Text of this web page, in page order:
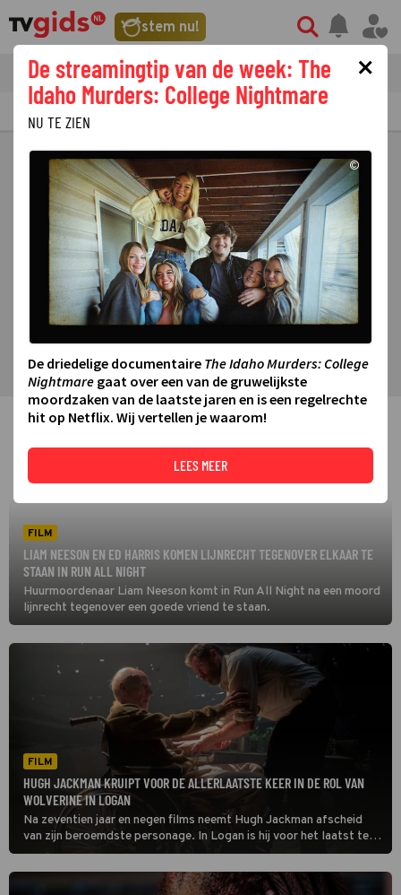
stem nu!
tvgids streaming nieuws
PRIMETIME GEMIST
FILM
LIAM NEESON EN ED HARRIS KOMEN LIJNRECHT TEGENOVER ELKAAR TE
STAAN IN RUN ALL NIGHT
Huurmoordenaar Liam Neeson komt in Run All Night na een moord
lijnrecht tegenover een goede vriend te staan.
FILM
HUGH JACKMAN KRUIPT VOOR DE ALLERLAATSTE KEER IN DE ROL VAN
WOLVERINE IN LOGAN
Na zeventien jaar en negen films neemt Hugh Jackman afscheid
van zijn beroemdste personage. In Logan is hij voor het laatst te
zien als Wolverine.
×
De streamingtip van de week: The
Idaho Murders: College Nightmare
NU TE ZIEN
©
De driedelige documentaire The Idaho Murders: College
Nightmare gaat over een van de gruwelijkste
moordzaken van de laatste jaren en is een regelrechte
hit op Netflix. Wij vertellen je waarom!
LEES MEER